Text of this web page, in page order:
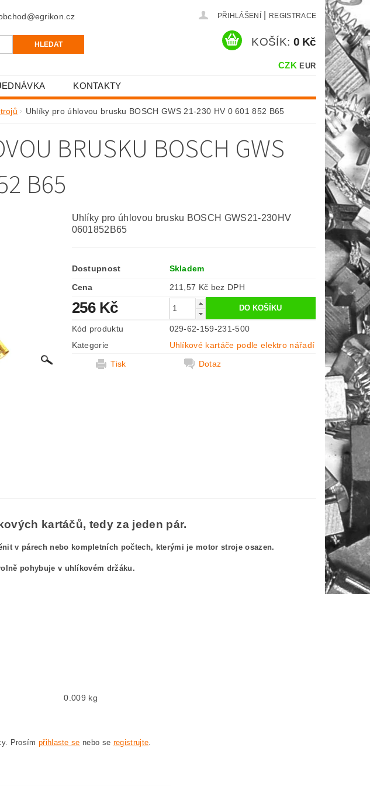
PŘIHLÁŠENÍ REGISTRACE
CZK EUR
KOŠÍK: 0 Kč
KONTAKTY
Uhlíky pro úhlovou brusku BOSCH GWS 21-230 HV 0 601 852 B65
BRUSKU BOSCH GWS
B65
Uhlíky pro úhlovou brusku BOSCH GWS21-230HV
0601852B65
Dostupnost
Skladem
Cena
211,57 Kč bez DPH
256 Kč
Kód produktu
029-62-159-231-500
Kategorie
Uhlíkové kartáče podle elektro nářadí
Tisk
Dotaz
kartáčů, tedy za jeden pár.
v párech nebo kompletních počtech, kterými je motor stroje osazen.
pohybuje v uhlíkovém držáku.
0.009 kg
Prosím přihlaste se nebo se registrujte.